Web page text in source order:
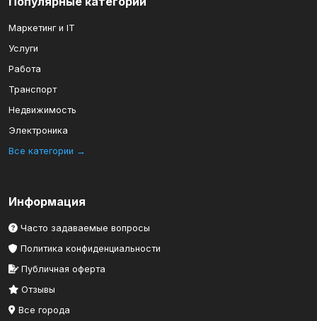
Маркетинг и IT
Услуги
Работа
Транспорт
Недвижимость
Электроника
Все категории →
Информация
Часто задаваемые вопросы
Политика конфиденциальности
Публичная оферта
Отзывы
Все города